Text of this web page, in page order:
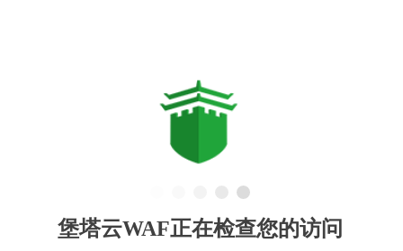
堡塔云WAF正在检查您的访问